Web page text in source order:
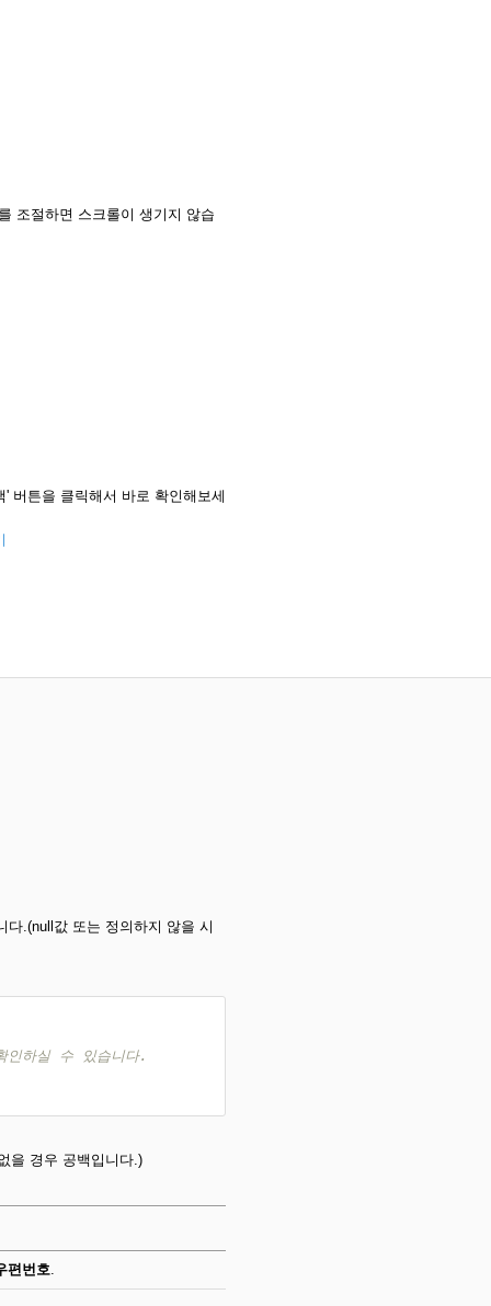
조절하면 스크롤이 생기지 않습
버튼을 클릭해서 바로 확인해보세
.(null값 또는 정의하지 않을 시
하실 수 있습니다.
을 경우 공백입니다.)
편번호.